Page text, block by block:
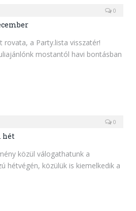
0
rovata, a Party.lista visszatér!
mostantól havi bontásban
0
hét
közül válogathatunk a
hétvégén, közülük is kiemelkedik a